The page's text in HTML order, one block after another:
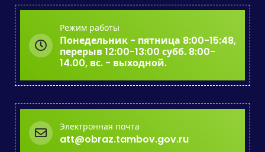
Режим работы
Понедельник - пятница 8:00-15:48,
перерыв 12:00-13:00 субб. 8:00-
14.00, вс. - выходной.
Электронная почта
att@obraz.tambov.gov.ru